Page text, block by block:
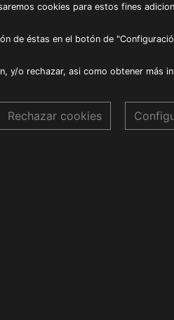
cookies para estos fines
de éstas en el botón de
y/o rechazar, asi como obtener más
Rechazar cookies